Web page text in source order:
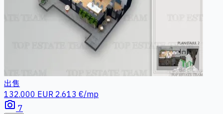
出售
132.000 EUR 2.613 €/mp
photo_camera 7